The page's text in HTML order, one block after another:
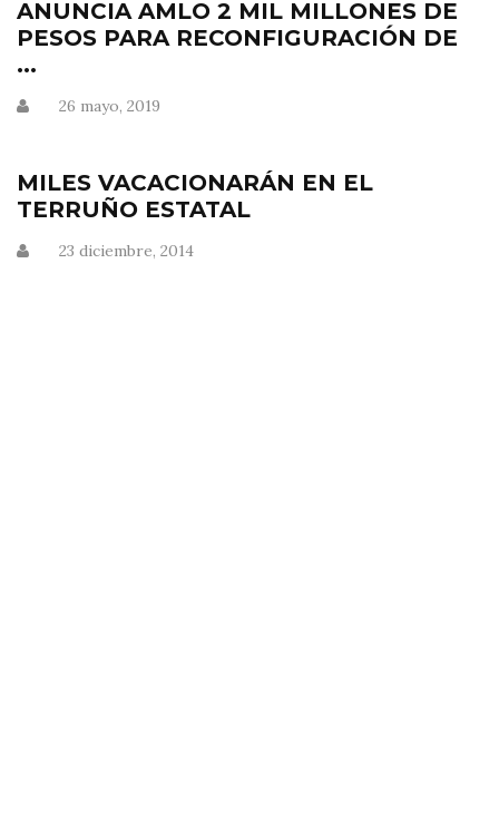
ANUNCIA AMLO 2 MIL MILLONES DE
PESOS PARA RECONFIGURACIÓN DE
...
26 mayo, 2019
MILES VACACIONARÁN EN EL
TERRUÑO ESTATAL
23 diciembre, 2014